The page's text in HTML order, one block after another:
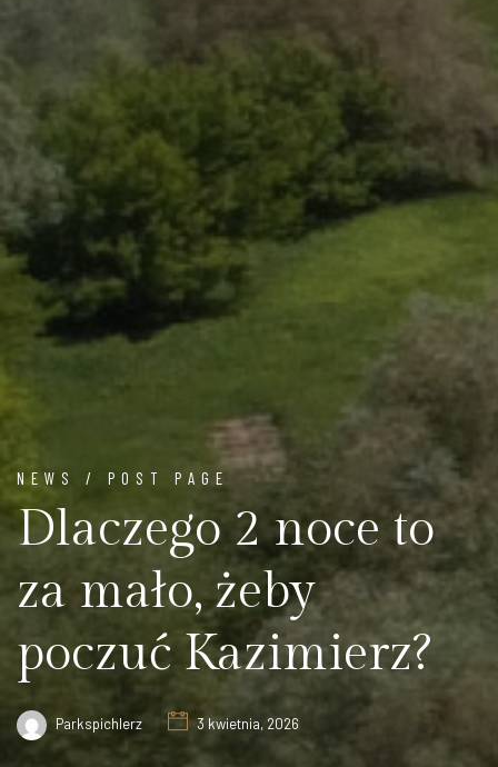
NEWS / POST PAGE
Dlaczego 2 noce to
za mało, żeby
poczuć Kazimierz?
Parkspichlerz 3 kwietnia, 2026